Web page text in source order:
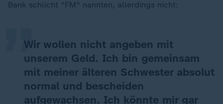
Bank schlicht "FM" nannten, allerdings nicht:
Wir wollen nicht angeben mit
unserem Geld. Ich bin gemeinsam
mit meiner älteren Schwester absolut
normal und bescheiden
aufgewachsen. Ich könnte mir gar